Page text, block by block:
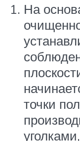
На
точки